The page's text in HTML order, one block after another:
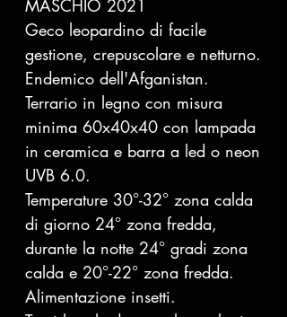
MASCHIO 2021
Geco leopardino di facile
gestione, crepuscolare e netturno.
Endemico dell'Afganistan.
Terrario in legno con misura
minima 60x40x40 con lampada
in ceramica e barra a led o neon
UVB 6.0.
Temperature 30°-32° zona calda
di giorno 24° zona fredda,
durante la notte 24° gradi zona
calda e 20°-22° zona fredda.
Alimentazione insetti.